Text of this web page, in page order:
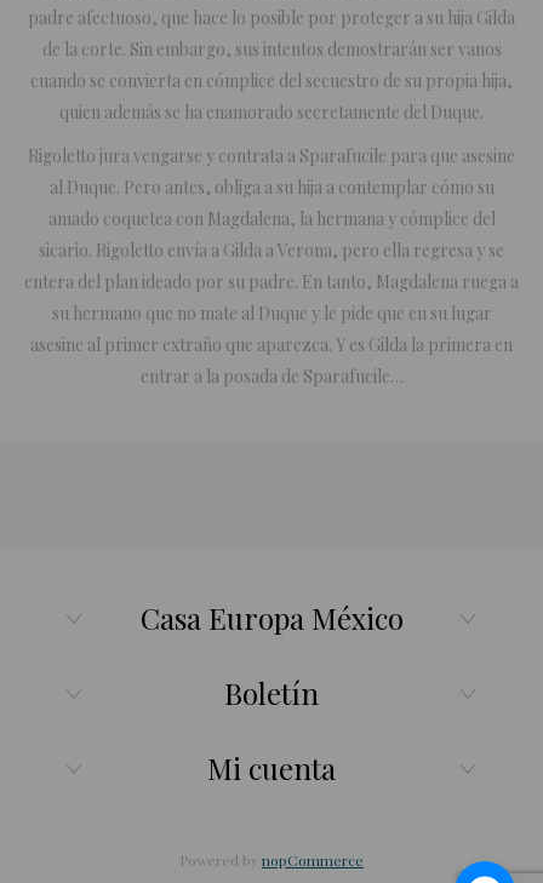
padre afectuoso, que hace lo posible por proteger a su hija Gilda
de la corte. Sin embargo, sus intentos demostrarán ser vanos
cuando se convierta en cómplice del secuestro de su propia hija,
quien además se ha enamorado secretamente del Duque.
Rigoletto jura vengarse y contrata a Sparafucile para que asesine
al Duque. Pero antes, obliga a su hija a contemplar cómo su
amado coquetea con Magdalena, la hermana y cómplice del
sicario. Rigoletto envía a Gilda a Verona, pero ella regresa y se
entera del plan ideado por su padre. En tanto, Magdalena ruega a
su hermano que no mate al Duque y le pide que en su lugar
asesine al primer extraño que aparezca. Y es Gilda la primera en
entrar a la posada de Sparafucile…
Casa Europa México
Boletín
Mi cuenta
Powered by nopCommerce